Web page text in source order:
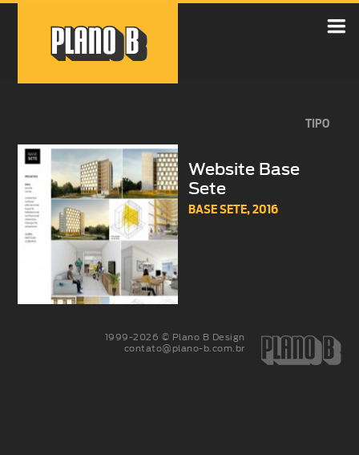

TIPO
Website Base
Sete
BASE SETE,2016
1999-2026 © Plano B Design
contato@plano-b.com.br